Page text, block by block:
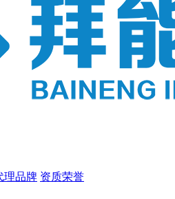
理品牌 资质荣誉